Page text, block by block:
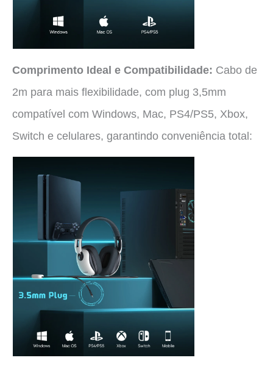
Comprimento Ideal e Compatibilidade: Cabo de
2m para mais flexibilidade, com plug 3,5mm
compatível com Windows, Mac, PS4/PS5, Xbox,
Switch e celulares, garantindo conveniência total: